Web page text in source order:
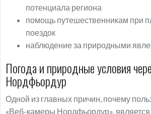
потенциала региона
помощь путешественникам при
поездок
наблюдение за природными
Погода и природные условия
Нордфьордур
Одной из главных причин, почему
«Веб-камеры Нордфьордур», является